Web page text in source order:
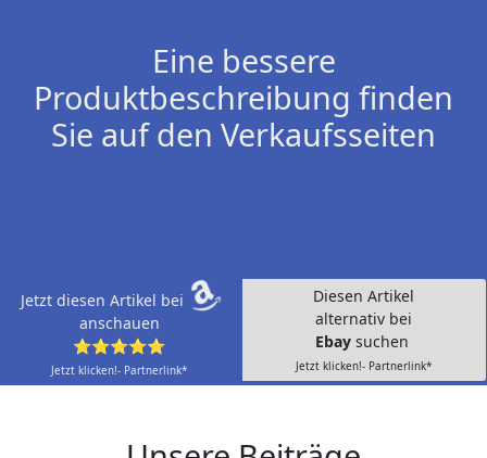
Eine bessere
Produktbeschreibung finden
Sie auf den Verkaufsseiten
Jetzt diesen Artikel bei
anschauen
⭐⭐⭐⭐⭐
Jetzt klicken!- Partnerlink*
Diesen Artikel
alternativ bei
Ebay suchen
Jetzt klicken!- Partnerlink*